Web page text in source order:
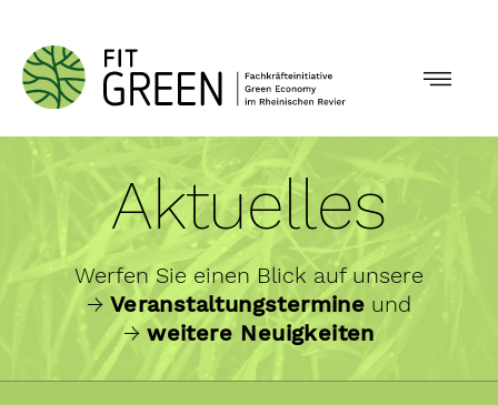
content
Angebote
Über Fit Green
Aktuelles
Glossar
Aktuelles
Werfen Sie einen Blick auf unsere
→ Veranstaltungstermine und
→weitere Neuigkeiten